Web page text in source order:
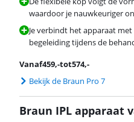
waardoor je nauwkeuriger
Je verbindt het apparaat
begeleiding tijdens de
Vanaf459,-tot574,-
Bekijk de Braun Pro 7
Braun IPL apparaat